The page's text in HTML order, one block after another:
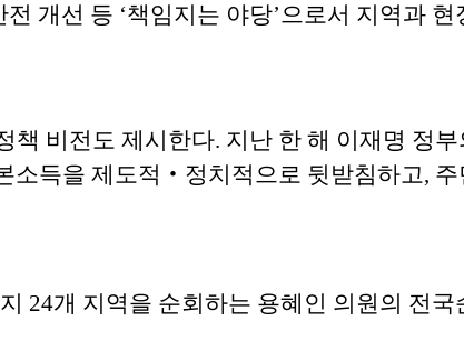
개선 등 ‘책임지는 야당’으로서 지역과 현
비전도 제시한다. 지난 한 해 이재명 정
소득을 제도적‧정치적으로 뒷받침하고,
개 지역을 순회하는 용혜인 의원의 전국